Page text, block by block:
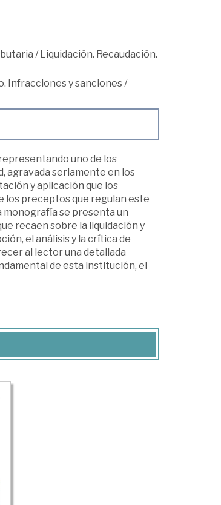
/ Liquidación. Recaudación.
Infracciones y sanciones/
uno de los
agravada seriamente en los
y aplicación que los
los preceptos que regulan este
monografía se presenta un
recaen sobre la liquidación y
el análisis y la crítica de
al lector una detallada
de esta institución, el